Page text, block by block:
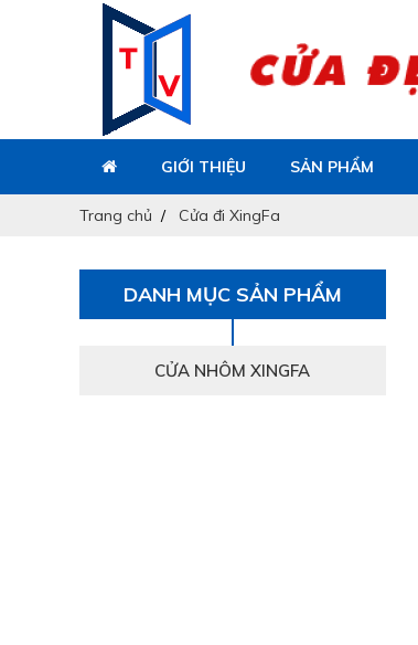
GIỚI THIỆU SẢN PHẨM
Trang chủ Cửa đi XingFa
DANH MỤC SẢN PHẨM
CỬA NHÔM XINGFA